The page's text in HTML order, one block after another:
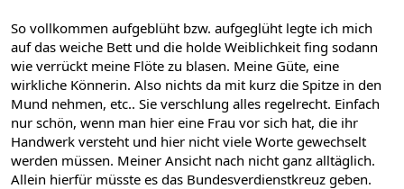
So vollkommen aufgeblüht bzw. aufgeglüht legte ich mich
auf das weiche Bett und die holde Weiblichkeit fing sodann
wie verrückt meine Flöte zu blasen. Meine Güte, eine
wirkliche Könnerin. Also nichts da mit kurz die Spitze in den
Mund nehmen, etc.. Sie verschlung alles regelrecht. Einfach
nur schön, wenn man hier eine Frau vor sich hat, die ihr
Handwerk versteht und hier nicht viele Worte gewechselt
werden müssen. Meiner Ansicht nach nicht ganz alltäglich.
Allein hierfür müsste es das Bundesverdienstkreuz geben.